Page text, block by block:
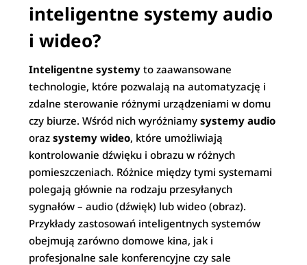
inteligentne systemy audio
i wideo?
Inteligentne systemy to zaawansowane
technologie, które pozwalają na automatyzację i
zdalne sterowanie różnymi urządzeniami w domu
czy biurze. Wśród nich wyróżniamysystemy audio
orazsystemy wideo, które umożliwiają
kontrolowanie dźwięku i obrazu w różnych
pomieszczeniach. Różnice między tymi systemami
polegają głównie na rodzaju przesyłanych
sygnałów – audio (dźwięk) lub wideo (obraz).
Przykłady zastosowań inteligentnych systemów
obejmują zarówno domowe kina, jak i
profesjonalne sale konferencyjne czy sale